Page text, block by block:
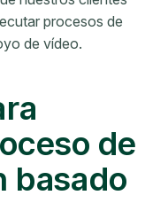
procesos de
de vídeo.
de
basado